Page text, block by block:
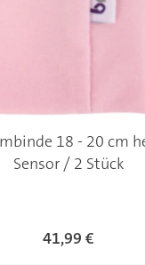
18 - 20 cm
Sensor / 2 Stück
41,99 €